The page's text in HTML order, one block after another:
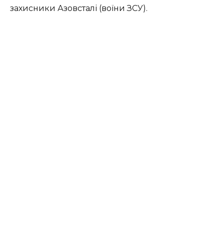
захисники Азовсталі (воїни ЗСУ).